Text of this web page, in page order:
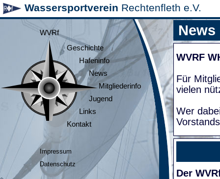
Wassersportverein Rechtenfleth e.V.
WVRf
Geschichte
Hafeninfo
News
Mitgliederinfo
Jugend
Links
Kontakt
Impressum
Datenschutz
News
WVRF
Für
vielen
Wer
Der